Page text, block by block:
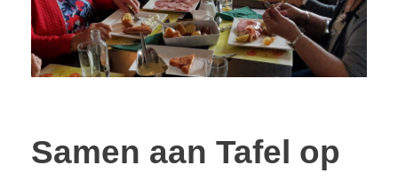
Samen aan Tafel op